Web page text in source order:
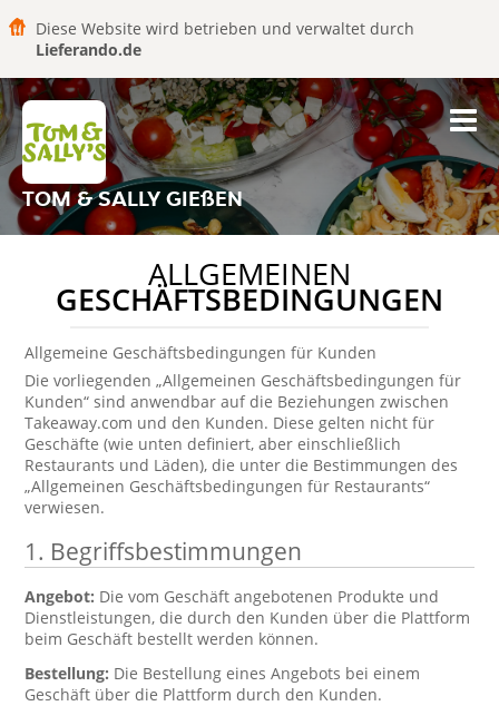
Diese Website wird betrieben und verwaltet durch
Lieferando.de
TOM & SALLY GIEßEN
ALLGEMEINEN
GESCHÄFTSBEDINGUNGEN
Allgemeine Geschäftsbedingungen für Kunden
Die vorliegenden „Allgemeinen Geschäftsbedingungen für
Kunden“ sind anwendbar auf die Beziehungen zwischen
Takeaway.com und den Kunden. Diese gelten nicht für
Geschäfte (wie unten definiert, aber einschließlich
Restaurants und Läden), die unter die Bestimmungen des
„Allgemeinen Geschäftsbedingungen für Restaurants“
verwiesen.
1. Begriffsbestimmungen
Angebot: Die vom Geschäft angebotenen Produkte und
Dienstleistungen, die durch den Kunden über die Plattform
beim Geschäft bestellt werden können.
Bestellung: Die Bestellung eines Angebots bei einem
Geschäft über die Plattform durch den Kunden.